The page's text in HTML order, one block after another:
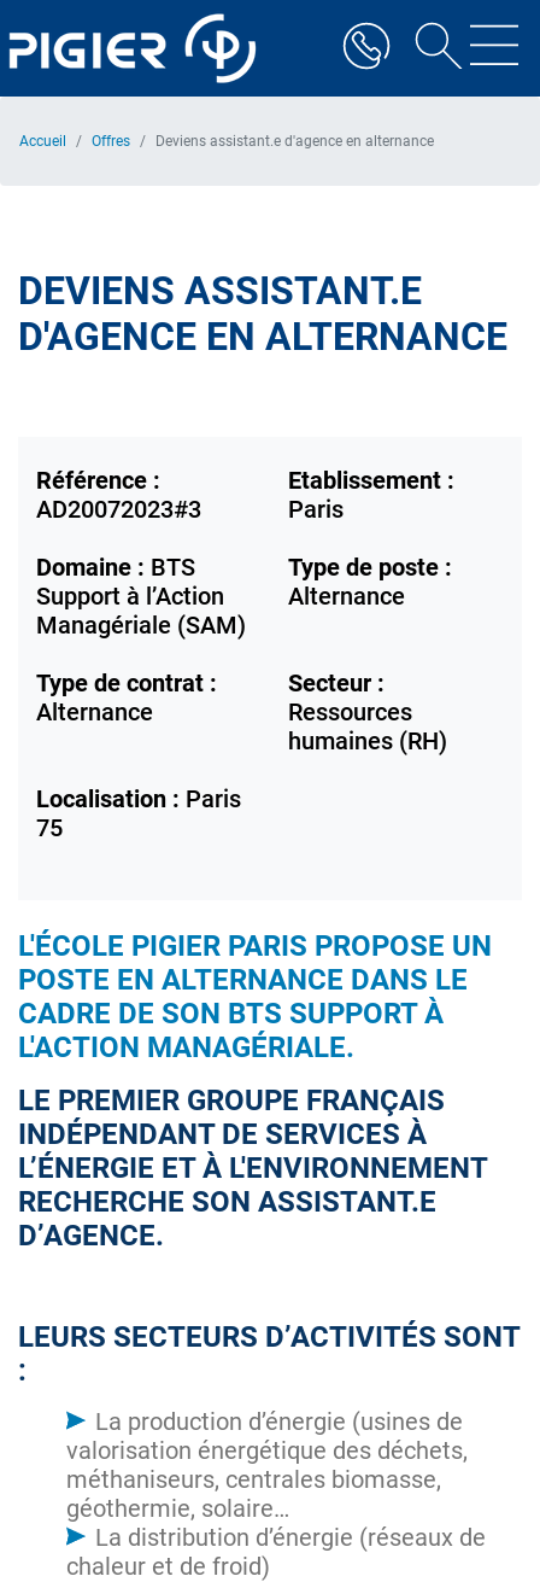
au
contenu
Accueil Offres Deviens assistant.e d'agence en alternance
DEVIENS ASSISTANT.E
D'AGENCE EN ALTERNANCE
Référence :
AD20072023#3
Etablissement :
Paris
Domaine : BTS
Support à l’Action
Managériale (SAM)
Type de poste :
Alternance
Type de contrat :
Alternance
Secteur :
Ressources
humaines (RH)
Localisation : Paris
75
L'ÉCOLE PIGIER PARIS PROPOSE UN
POSTE EN ALTERNANCE DANS LE
CADRE DE SON BTS SUPPORT À
L'ACTION MANAGÉRIALE.
LE PREMIER GROUPE FRANÇAIS
INDÉPENDANT DE SERVICES À
L’ÉNERGIE ET À L'ENVIRONNEMENT
RECHERCHE SON ASSISTANT.E
D’AGENCE.
LEURS SECTEURS D’ACTIVITÉS SONT
:
La production d’énergie (usines de
valorisation énergétique des déchets,
méthaniseurs, centrales biomasse,
géothermie, solaire…
La distribution d’énergie (réseaux de
chaleur et de froid)